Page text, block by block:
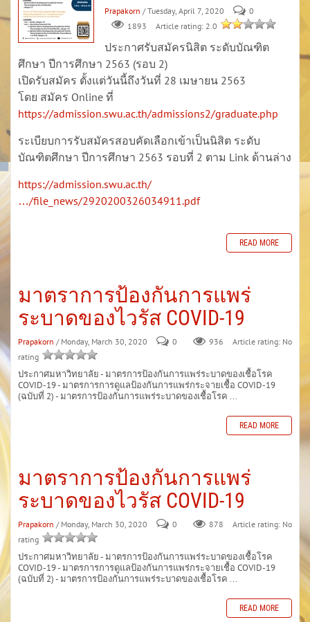
Prapakorn / Tuesday, April 7, 2020
0
1893
Article rating: 2.0
ประกาศรับสมัครนิสิต ระดับบัณฑิต
ศึกษา ปีการศึกษา 2563 (รอบ 2)
เปิดรับสมัคร ตั้งแต่วันนี้ถึงวันที่ 28 เมษายน 2563
โดย สมัคร Online ที่
https://admission.swu.ac.th/admissions2/graduate.php
ระเบียบการรับสมัครสอบคัดเลือกเข้าเป็นนิสิต ระดับ
บัณฑิตศึกษา ปีการศึกษา 2563 รอบที่ 2 ตาม Link ด้านล่าง
https://admission.swu.ac.th/
…/file_news/2920200326034911.pdf
READ MORE
มาตราการป้องกันการแพร่
ระบาดของไวรัส COVID-19
Prapakorn / Monday, March 30, 2020 0 936
Article rating: No
rating
ประกาศมหาวิทยาลัย - มาตรการป้องกันการแพร่ระบาดของเชื้อโรค
COVID-19 - มาตรการการดูแลป้องกันการแพร่กระจายเชื้อ COVID-19
(ฉบับที่ 2) - มาตรการป้องกันการแพร่ระบาดของเชื้อโรค ...
READ MORE
มาตราการป้องกันการแพร่
ระบาดของไวรัส COVID-19
Prapakorn / Monday, March 30, 2020 0 878
Article rating: No
rating
ประกาศมหาวิทยาลัย - มาตรการป้องกันการแพร่ระบาดของเชื้อโรค
COVID-19 - มาตรการการดูแลป้องกันการแพร่กระจายเชื้อ COVID-19
(ฉบับที่ 2) - มาตรการป้องกันการแพร่ระบาดของเชื้อโรค ...
READ MORE